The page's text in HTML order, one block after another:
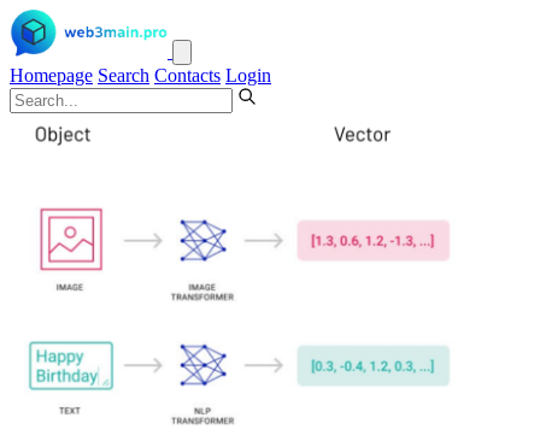
Homepage Search Contacts Login